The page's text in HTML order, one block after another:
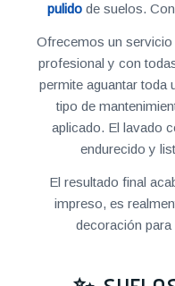
pulido de suelos.
Ofrecemos un
profesional y con
permite aguantar toda
tipo de
aplicado. El lavado
endurecido y
El resultado final
impreso, es
decoración para